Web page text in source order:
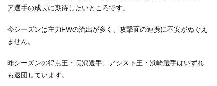
ア選手の成長に期待したいところです。
今シーズンは主力FWの流出が多く、攻撃面の連携に不安がぬぐえ
ません。
昨シーズンの得点王・長沢選手、アシスト王・浜崎選手はいずれ
も退団しています。